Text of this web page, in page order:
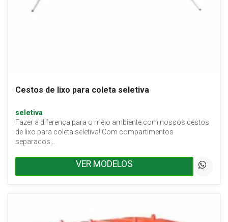
Cestos de lixo para coleta seletiva
seletiva
Fazer a diferença para o meio ambiente com nossos cestos
de lixo para coleta seletiva! Com compartimentos
separados…
VER MODELOS